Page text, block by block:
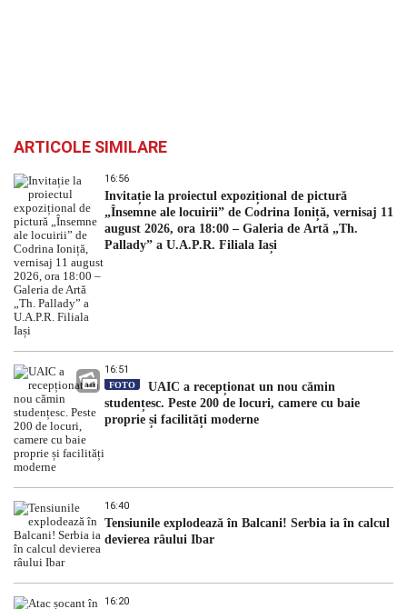
ARTICOLE SIMILARE
16:56
Invitație la proiectul expozițional de pictură
„Însemne ale locuirii” de Codrina Ioniță, vernisaj 11
august 2026, ora 18:00 – Galeria de Artă „Th.
Pallady” a U.A.P.R. Filiala Iași
16:51
FOTO
UAIC a recepționat un nou cămin
studențesc. Peste 200 de locuri, camere cu baie
proprie și facilități moderne
16:40
Tensiunile explodează în Balcani! Serbia ia în calcul
devierea râului Ibar
16:20